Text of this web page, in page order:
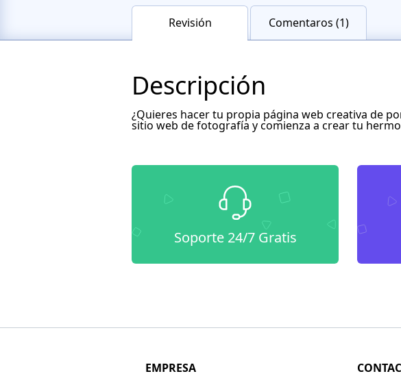
Revisión Comentaros (1)
Descripción
¿Quieres hacer tu propia página web creativa de
sitio web de fotografía y comienza a crear tu
Soporte 24/7 Gratis
EMPRESA